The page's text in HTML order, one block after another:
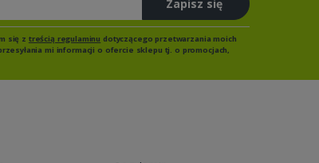
Zapisz się
się z treścią regulaminu dotyczącego przetwarzania moich
mi informacji o ofercie sklepu tj. o promocjach,